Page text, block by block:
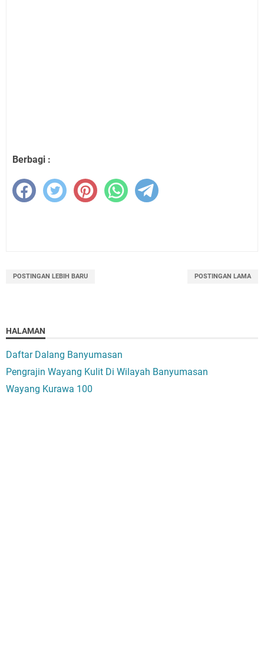
Berbagi :
POSTINGAN LEBIH BARU POSTINGAN LAMA
HALAMAN
Daftar Dalang Banyumasan
Pengrajin Wayang Kulit Di Wilayah Banyumasan
Wayang Kurawa 100